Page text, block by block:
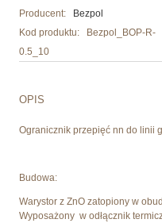
Producent:
Bezpol
Kod produktu:
Bezpol_BOP-R-
0.5_10
OPIS
Ogranicznik przepięć nn do linii
Budowa:
Warystor z ZnO zatopiony w
Wyposażony w odłącznik